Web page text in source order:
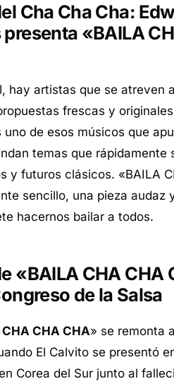
Cha Cha Cha:
«BAILA
hay artistas que se atreven
frescas y
uno de esos músicos que
temas que rápidamente
y futuros clásicos. «BAILA
sencillo, una pieza audaz
hacernos bailar a todos.
«BAILA CHA CHA
de la Salsa
CHA CHA» se remonta
El Calvito se presentó
Corea del Sur junto al